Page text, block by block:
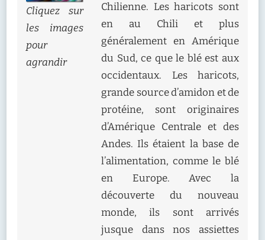
Cliquez sur
les images
pour
agrandir
Chilienne. Les haricots sont
en au Chili et plus
généralement en Amérique
du Sud, ce que le blé est aux
occidentaux. Les haricots,
grande source d’amidon et de
protéine, sont originaires
d’Amérique Centrale et des
Andes. Ils étaient la base de
l’alimentation, comme le blé
en Europe. Avec la
découverte du nouveau
monde, ils sont arrivés
jusque dans nos assiettes